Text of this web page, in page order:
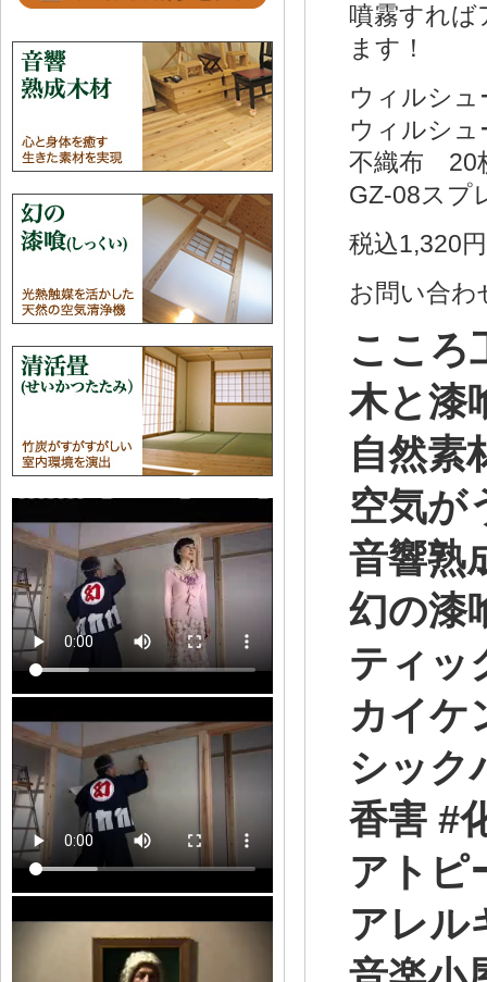
噴霧すれば
ます！
ウィルシ
ウィルシ
不織布 20
GZ-08スプ
税込1,320円
お問い合
こころ
木と漆
自然素
空気が
音響熟
幻の
ティッ
カイケ
シック
香害 #
アトピ
アレル